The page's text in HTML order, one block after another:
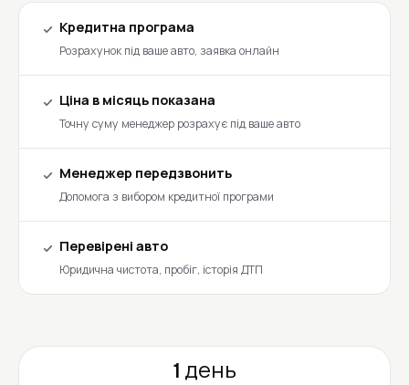
Кредитна програма
Розрахунок під ваше авто, заявка онлайн
Ціна в місяць показана
Точну суму менеджер розрахує під ваше авто
Менеджер передзвонить
Допомога з вибором кредитної програми
Перевірені авто
Юридична чистота, пробіг, історія ДТП
1 день